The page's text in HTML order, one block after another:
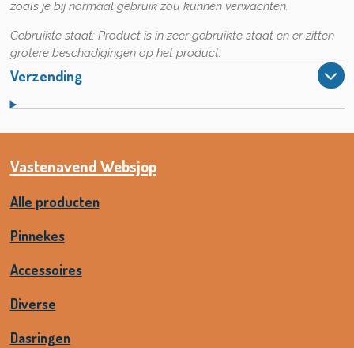
zoals je bij normaal gebruik zou kunnen verwachten.
Gebruikte staat:Product is in zeer gebruikte staat en er zitten
grotere beschadigingen op het product.
Verzending
Vastenavend Websjop
Alle producten
Pinnekes
Accessoires
Diverse
Dasringen